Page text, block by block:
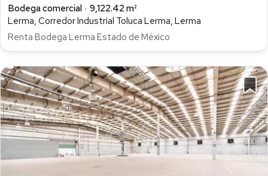
Bodega comercial
9,122.42 m²
Lerma, Corredor Industrial Toluca Lerma, Lerma
Renta Bodega Lerma Estado de México